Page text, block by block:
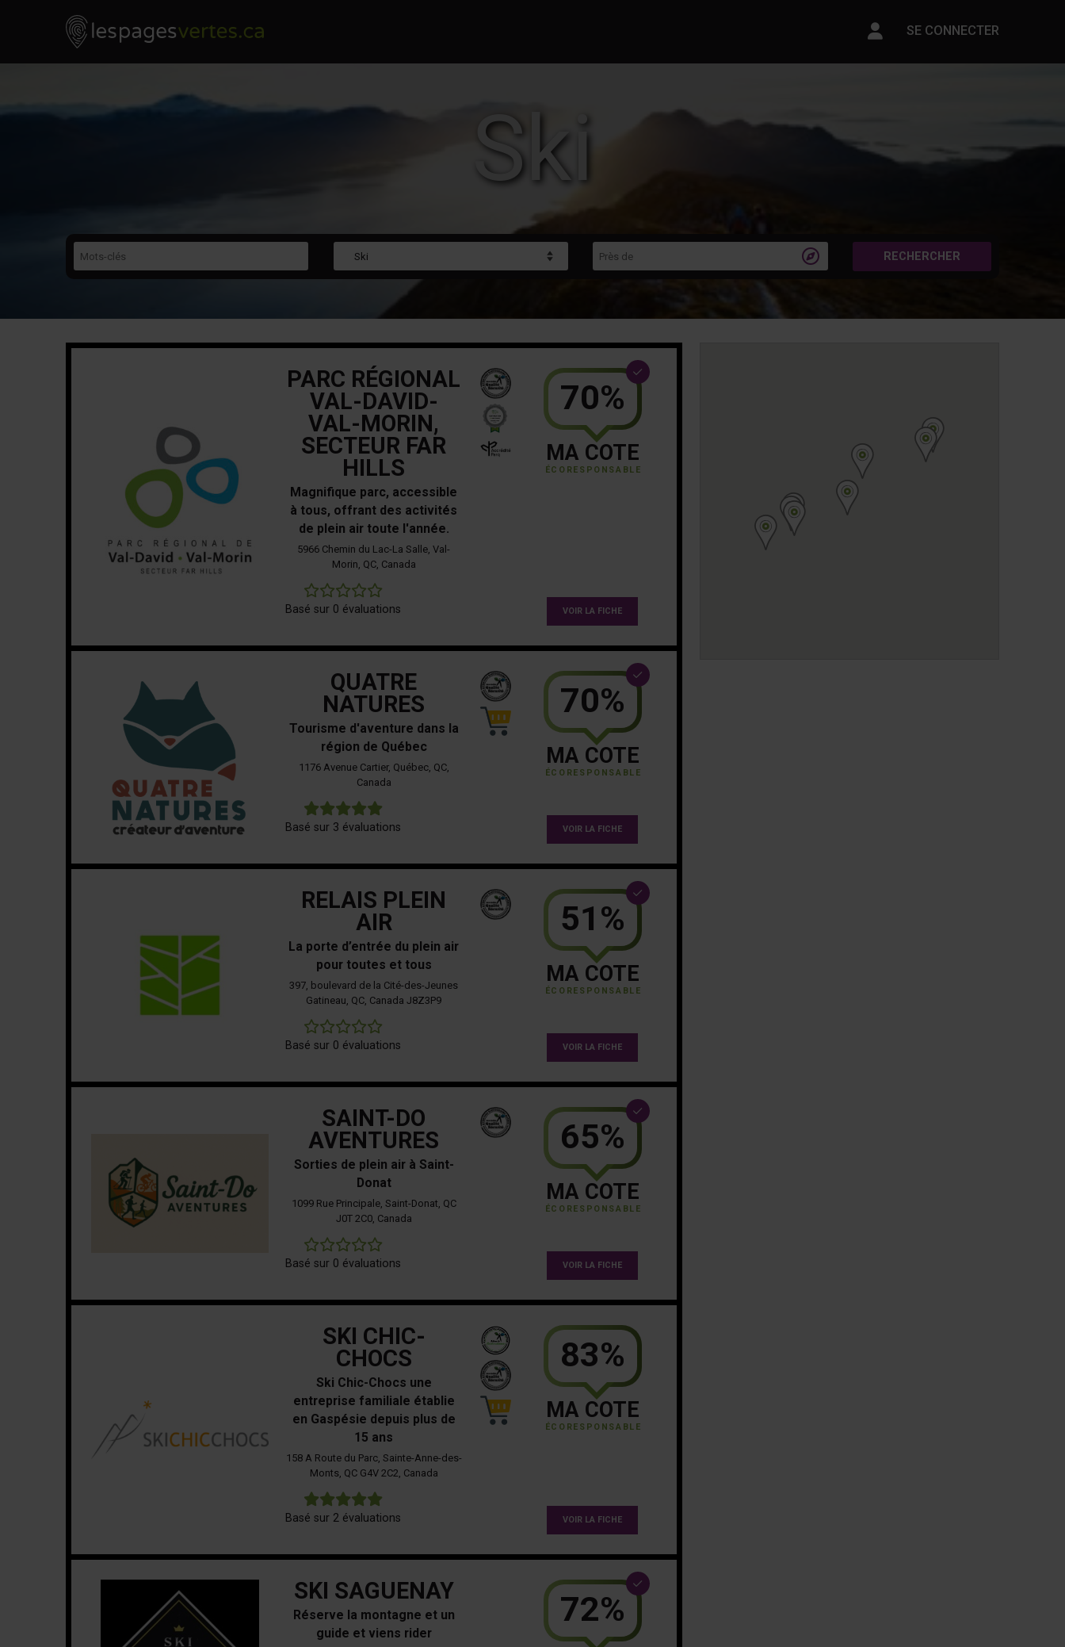
Skip to contentLes Pages Vertes - Go to homepage
Paramètres du compte
SE CONNECTER
Ski
 RECHERCHER
PARC RÉGIONAL
VAL-DAVID-
VAL-MORIN,
SECTEUR FAR
HILLS
Magnifique parc, accessible
à tous, offrant des activités
de plein air toute l'année.
5966 Chemin du Lac-La Salle, Val-
Morin, QC, Canada
Basé sur 0 évaluations
70%
MA COTE
ÉCORESPONSABLE
VOIR LA FICHE
QUATRE
NATURES
Tourisme d'aventure dans la
région de Québec
1176 Avenue Cartier, Québec, QC,
Canada
Basé sur 3 évaluations
70%
MA COTE
ÉCORESPONSABLE
VOIR LA FICHE
RELAIS PLEIN
AIR
La porte d’entrée du plein air
pour toutes et tous
397, boulevard de la Cité-des-Jeunes
Gatineau, QC, Canada J8Z3P9
Basé sur 0 évaluations
51%
MA COTE
ÉCORESPONSABLE
VOIR LA FICHE
SAINT-DO
AVENTURES
Sorties de plein air à Saint-
Donat
1099 Rue Principale, Saint-Donat, QC
J0T 2C0, Canada
Basé sur 0 évaluations
65%
MA COTE
ÉCORESPONSABLE
VOIR LA FICHE
SKI CHIC-
CHOCS
Ski Chic-Chocs une
entreprise familiale établie
en Gaspésie depuis plus de
15 ans
158 A Route du Parc, Sainte-Anne-des-
Monts, QC G4V 2C2, Canada
Basé sur 2 évaluations
83%
MA COTE
ÉCORESPONSABLE
VOIR LA FICHE
SKI SAGUENAY
Réserve la montagne et un
guide et viens rider
72%